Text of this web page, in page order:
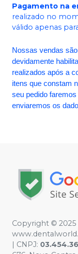
Pagamento na
realizado no
válido apenas
Nossas vendas
devidamente
realizados após a
itens que constam
seu pedido
enviaremos os
Copyright © 2025
| CNPJ: